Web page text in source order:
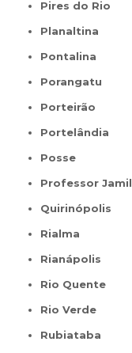
Pires do Rio
Planaltina
Pontalina
Porangatu
Porteirão
Portelândia
Posse
Professor Jamil
Quirinópolis
Rialma
Rianápolis
Rio Quente
Rio Verde
Rubiataba